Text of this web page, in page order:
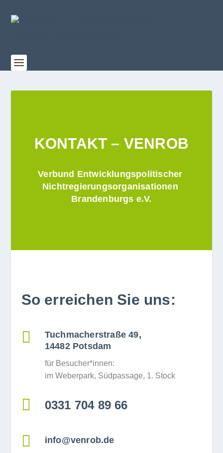
KONTAKT – VENROB
Verbund Entwicklungspolitischer
Nichtregierungsorganisationen
Brandenburgs e.V.
So erreichen Sie uns:

Tuchmacherstraße 49,
14482 Potsdam
für Besucher*innen:
im Weber­park, Süd­pas­sage, 1. Stock
 0331 704 89 66
 info@venrob.de